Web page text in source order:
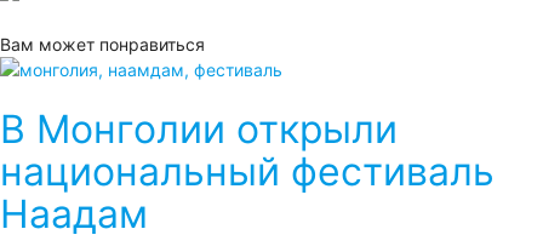
Вам может понравиться
В Монголии открыли
национальный фестиваль
Наадам